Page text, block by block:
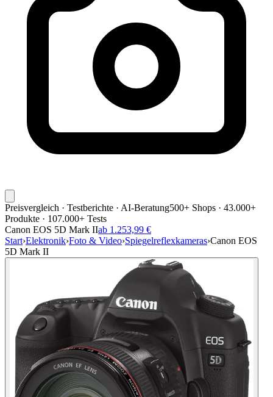
Preisvergleich · Testberichte · AI-Beratung500+ Shops · 43.000+
Produkte · 107.000+ Tests
Canon EOS 5D Mark IIab 1.253,99 €
Start›Elektronik›Foto & Video›Spiegelreflexkameras›Canon EOS
5D Mark II